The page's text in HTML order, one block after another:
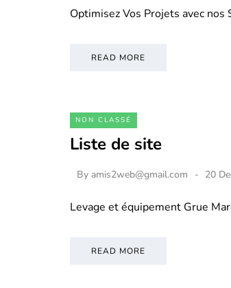
Optimisez Vos Projets avec
READ MORE
NON CLASSÉ
Liste de site
By amis2web@gmail.com 20
Levage et équipement Grue
READ MORE